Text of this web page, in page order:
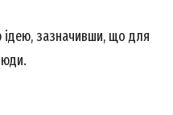
ідею, зазначивши, що для